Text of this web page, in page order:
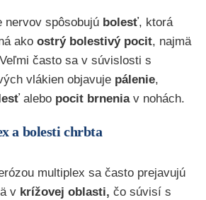
nervov spôsobujú bolesť, ktorá
ako ostrý bolestivý pocit, najmä
často sa v súvislosti s
vlákien objavuje pálenie,
alebo pocit brneniav nohách.
a bolesti chrbta
multiplex sa často prejavujú
v krížovej oblasti, čo súvisí s